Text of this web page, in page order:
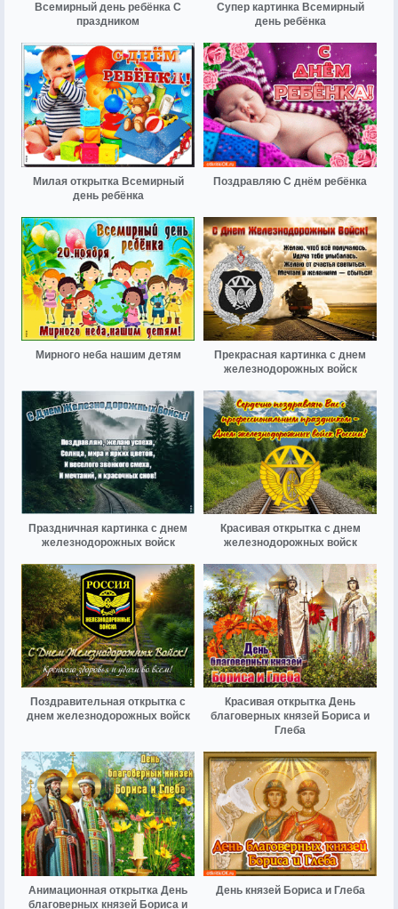
Всемирный день ребёнка С
праздником
Супер картинка Всемирный
день ребёнка
Милая открытка Всемирный
день ребёнка
Поздравляю С днём ребёнка
Мирного неба нашим детям
Прекрасная картинка с днем
железнодорожных войск
Праздничная картинка с днем
железнодорожных войск
Красивая открытка с днем
железнодорожных войск
Поздравительная открытка с
днем железнодорожных войск
Красивая открытка День
благоверных князей Бориса и
Глеба
Анимационная открытка День
благоверных князей Бориса и
День князей Бориса и Глеба